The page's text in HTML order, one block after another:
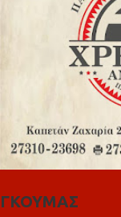
ΓΚΟΥΜΑΣ